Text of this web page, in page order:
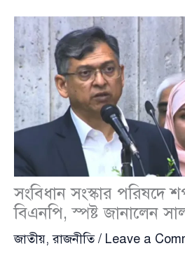
সংবিধান সংস্কার পরিষদে
বিএনপি, স্পষ্ট জানালেন
জাতীয়,রাজনীতি/ Leave a